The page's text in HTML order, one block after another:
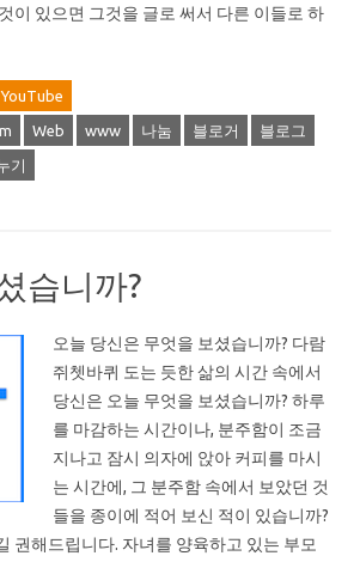
이 있으면 그것을 글로 써서 다른 이들로 하
Web www 나눔 블로거 블로그
기
습니까?
오늘 당신은 무엇을 보셨습니까? 다람
쥐쳇바퀴 도는 듯한 삶의 시간 속에서
당신은 오늘 무엇을 보셨습니까? 하루
를 마감하는 시간이나, 분주함이 조금
지나고 잠시 의자에 앉아 커피를 마시
는 시간에, 그 분주함 속에서 보았던 것
들을 종이에 적어 보신 적이 있습니까?
권해드립니다. 자녀를 양육하고 있는 부모